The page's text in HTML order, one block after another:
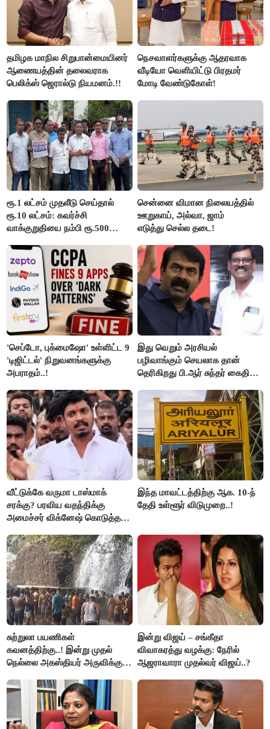
தமிழக மாநில சிறுபான்மையினர்
ஆணையத்தின் தலைவராக
பெலிக்ஸ் ஜெரால்டு நியமனம்.!!
நெசவாளர்களுக்கு ஆதரவாக
வீடியோ வெளியிட்டு பிரதமர்
மோடி வேண்டுகோள்!
ரூ.1 லட்சம் முதலீடு செய்தால்
ரூ.10 லட்சம்: கவர்ச்சி
வாக்குறுதியை நம்பி ரூ.500
மக்கள்!
சென்னை விமான நிலையத்தில்
ஊறுகாய், அல்வா, ஜாம்
எடுத்து செல்ல தடை!
'செப்டோ, புக்மைஷோ' உள்ளிட்ட 9
'டிஜிட்டல்' நிறுவனங்களுக்கு
அபராதம்..!
இது வெறும் அரசியல்
பழிவாங்கும் செயலாக தான்
தெரிகிறது பி.ஆர் சுந்தர் கைதிற்கு
வீட்டுக்கே வருமா டாஸ்மாக்
சரக்கு? பரவிய வதந்திக்கு
அமைச்சர் விக்னேஷ் கொடுத்த
இந்த மாவட்டத்திற்கு ஆக. 10-ந்
தேதி உள்ளூர் விடுமுறை..!
சுற்றுலா பயணிகள்
கவனத்திற்கு..! இன்று முதல்
நெல்லை அகஸ்தியர் அருவிக்கு
இன்று விஜய் – சங்கீதா
விவாகரத்து வழக்கு: நேரில்
ஆஜராவாரா முதல்வர் விஜய்..?